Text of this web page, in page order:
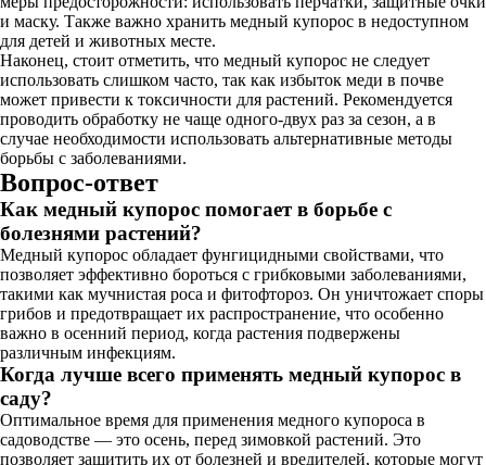
и маску. Также важно хранить медный купорос в недоступном
для детей и животных месте.
Наконец, стоит отметить, что медный купорос не следует
использовать слишком часто, так как избыток меди в почве
может привести к токсичности для растений. Рекомендуется
проводить обработку не чаще одного-двух раз за сезон, а в
случае необходимости использовать альтернативные методы
борьбы с заболеваниями.
Вопрос-ответ
Как медный купорос помогает в борьбе с
болезнями растений?
Медный купорос обладает фунгицидными свойствами, что
позволяет эффективно бороться с грибковыми заболеваниями,
такими как мучнистая роса и фитофтороз. Он уничтожает споры
грибов и предотвращает их распространение, что особенно
важно в осенний период, когда растения подвержены
различным инфекциям.
Когда лучше всего применять медный купорос в
саду?
Оптимальное время для применения медного купороса в
садоводстве — это осень, перед зимовкой растений. Это
позволяет защитить их от болезней и вредителей, которые могут